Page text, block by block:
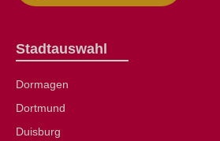
Stadtauswahl
Dormagen
Dortmund
Duisburg